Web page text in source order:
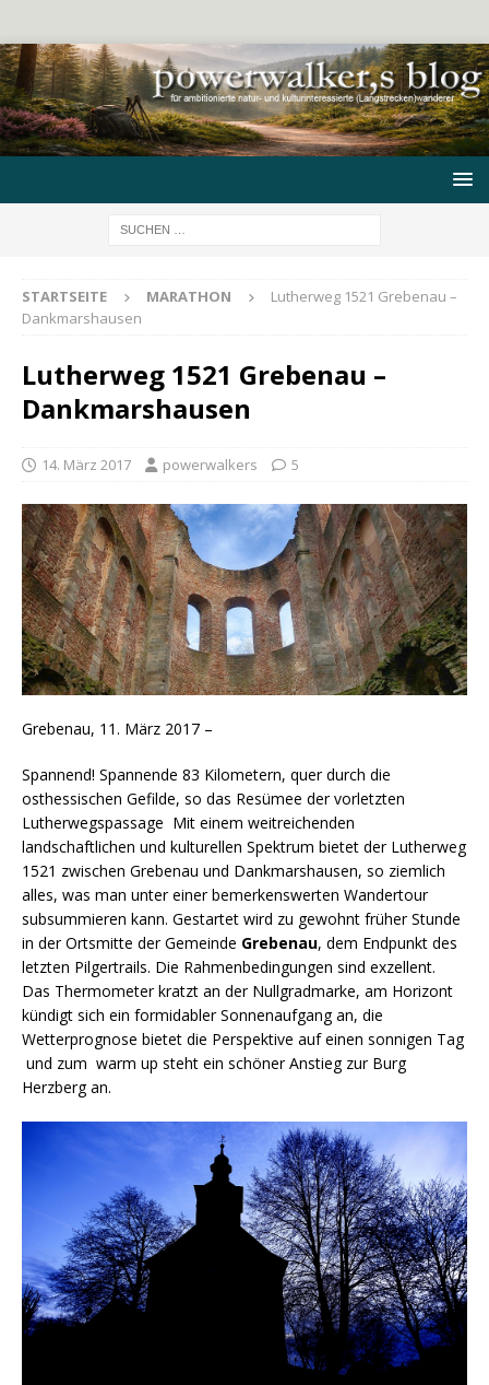
STARTSEITE MARATHON
Lutherweg 1521 Grebenau –
Dankmarshausen
Lutherweg 1521 Grebenau –
Dankmarshausen
14. März 2017 powerwalkers 5
Grebenau, 11. März 2017 –
Spannend! Spannende 83 Kilometern, quer durch die
osthessischen Gefilde, so das Resümee der vorletzten
Lutherwegspassage Mit einem weitreichenden
landschaftlichen und kulturellen Spektrum bietet der Lutherweg
1521 zwischen Grebenau und Dankmarshausen, so ziemlich
alles, was man unter einer bemerkenswerten Wandertour
subsummieren kann. Gestartet wird zu gewohnt früher Stunde
in der Ortsmitte der Gemeinde Grebenau, dem Endpunkt des
letzten Pilgertrails. Die Rahmenbedingungen sind exzellent.
Das Thermometer kratzt an der Nullgradmarke, am Horizont
kündigt sich ein formidabler Sonnenaufgang an, die
Wetterprognose bietet die Perspektive auf einen sonnigen Tag
und zum warm up steht ein schöner Anstieg zur Burg
Herzberg an.